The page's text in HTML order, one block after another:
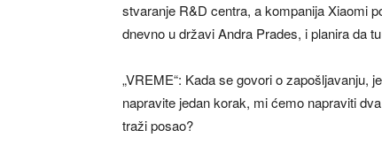
stvaranje R&D centra, a kompanija Xiaomi
dnevno u državi Andra Prades, i planira da
„VREME“: Kada se govori o zapošljavanju,
napravite jedan korak, mi ćemo napraviti
traži posao?